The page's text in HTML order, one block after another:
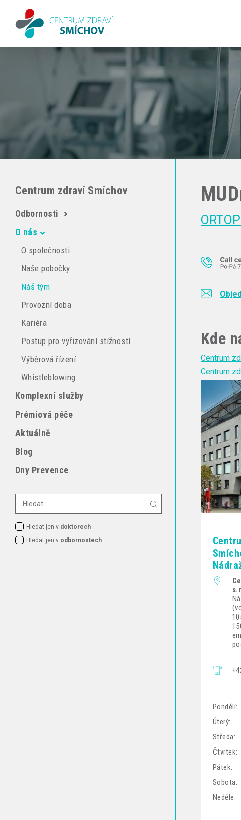
Centrum zdraví Smíchov
Odbornosti
O nás
O společnosti
Naše pobočky
Náš tým
Provozní doba
Kariéra
Postup pro vyřizování stížností
Výběrová řízení
Whistleblowing
Komplexní služby
Prémiová péče
Aktuálně
Blog
Dny Prevence
Hledat jen v doktorech
Hledat jen v odbornostech
Kde
Centrum
Centrum
Pondělí:
Úterý:
Středa:
Čtvrtek:
Pátek:
Sobota:
Neděle: